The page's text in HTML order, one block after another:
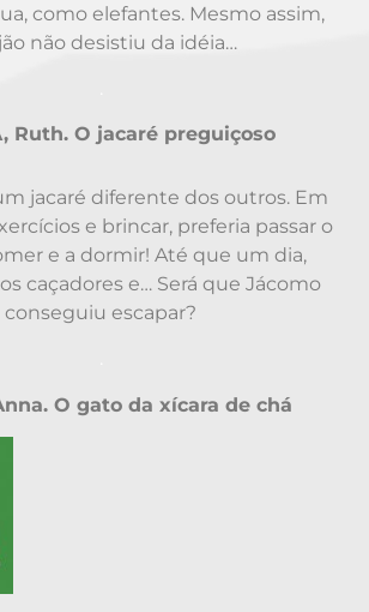
como elefantes. Mesmo assim,
não desistiu da idéia…
Ruth. O jacaré preguiçoso
jacaré diferente dos outros. Em
e brincar, preferia passar o
e a dormir! Até que um dia,
caçadores e… Será que Jácomo
conseguiu escapar?
O gato da xícara de chá